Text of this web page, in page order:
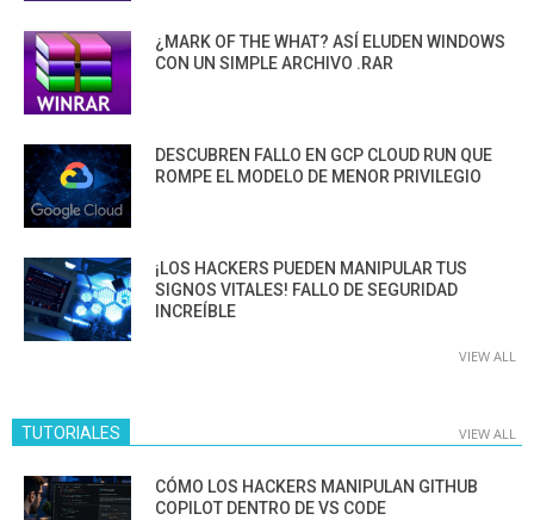
¿MARK OF THE WHAT? ASÍ ELUDEN WINDOWS
CON UN SIMPLE ARCHIVO .RAR
DESCUBREN FALLO EN GCP CLOUD RUN QUE
ROMPE EL MODELO DE MENOR PRIVILEGIO
¡LOS HACKERS PUEDEN MANIPULAR TUS
SIGNOS VITALES! FALLO DE SEGURIDAD
INCREÍBLE
VIEW ALL
TUTORIALES VIEW ALL
CÓMO LOS HACKERS MANIPULAN GITHUB
COPILOT DENTRO DE VS CODE